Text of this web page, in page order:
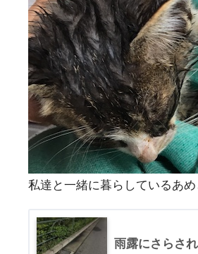
私達と一緒に暮らしているあ
雨露にさらさ